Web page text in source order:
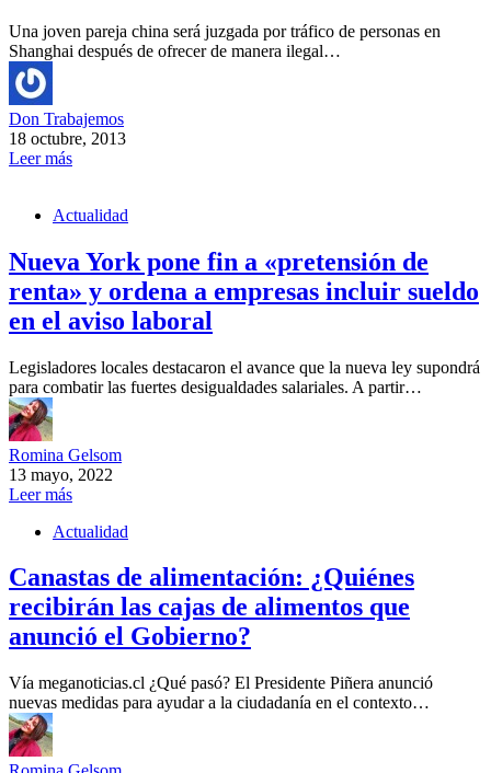
Una joven pareja china será juzgada por tráfico de personas en
Shanghai después de ofrecer de manera ilegal…
Don Trabajemos
18 octubre, 2013
Leer más
Actualidad
Nueva York pone fin a «pretensión de
renta» y ordena a empresas incluir sueldo
en el aviso laboral
Legisladores locales destacaron el avance que la nueva ley supondrá
para combatir las fuertes desigualdades salariales. A partir…
Romina Gelsom
13 mayo, 2022
Leer más
Actualidad
Canastas de alimentación: ¿Quiénes
recibirán las cajas de alimentos que
anunció el Gobierno?
Vía meganoticias.cl ¿Qué pasó? El Presidente Piñera anunció
nuevas medidas para ayudar a la ciudadanía en el contexto…